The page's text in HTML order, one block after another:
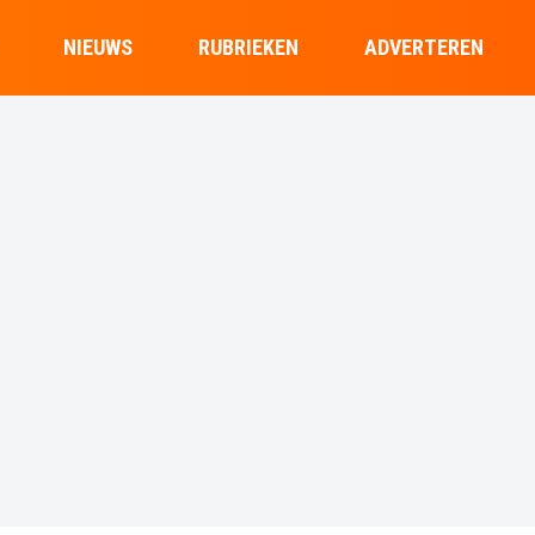
NIEUWS RUBRIEKEN ADVERTEREN